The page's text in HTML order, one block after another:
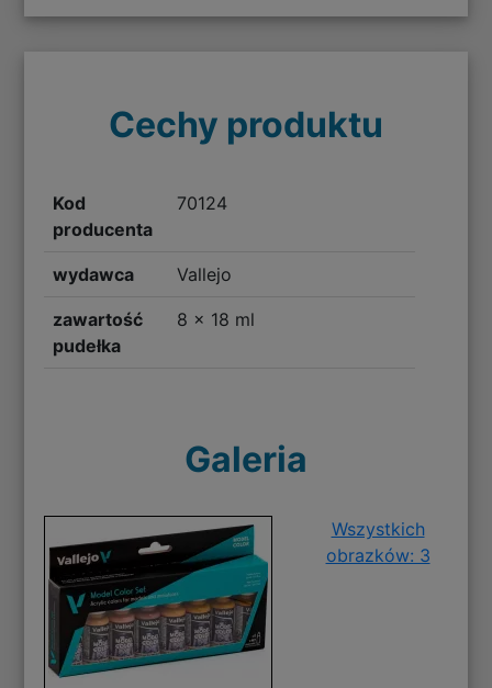
Cechy produktu
Kod
producenta
70124
wydawca Vallejo
zawartość
pudełka
8 x 18 ml
Galeria
Wszystkich
obrazków: 3